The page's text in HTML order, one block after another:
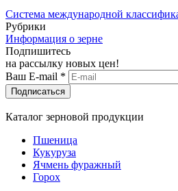
Система международной
Рубрики
Информация о зерне
Подпишитесь
на рассылку новых цен!
Ваш E-mail *
Подписаться
Каталог зерновой продукции
Пшеница
Кукуруза
Ячмень фуражный
Горох